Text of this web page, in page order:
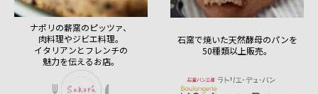
ナポリの薪窯のピッツァ、
肉料理やジビエ料理。
イタリアンとフレンチの
魅力を伝えるお店。
石窯で焼いた天然酵母のパンを
50種類以上販売。